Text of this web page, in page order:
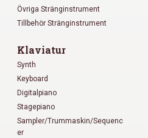
Övriga Stränginstrument
Tillbehör Stränginstrument
Klaviatur
Synth
Keyboard
Digitalpiano
Stagepiano
Sampler/Trummaskin/Sequenc
er